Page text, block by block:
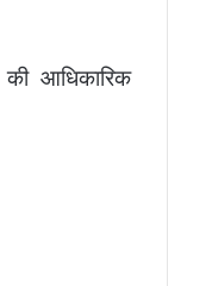
आधिकारिक